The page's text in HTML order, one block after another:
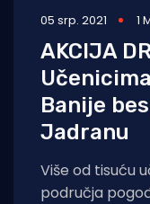
05 srp. 2021 1
AKCIJA
Banije
Jadranu
Više od tisuću
područja